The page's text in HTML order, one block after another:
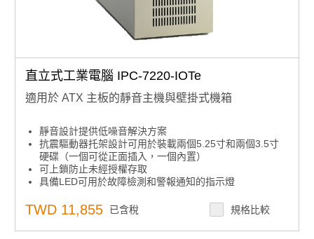
直立式工業電腦 IPC-7220-IOTe
適用於 ATX 主板的靜音主機與壁掛式機箱
靜音設計提供低噪音解決方案
抗震驅動器托架設計可用於裝載兩個5.25寸和兩個3.5寸
硬碟（一個可從正面插入，一個內置）
可上鎖防止未經授權存取
具備LED可用於故障檢測和警報通知的指示燈
TWD 11,855 已含稅 規格比較